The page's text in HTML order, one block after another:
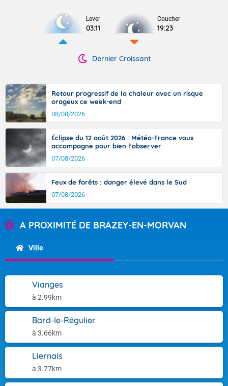
Lever
03:11
Coucher
19:23
Dernier Croissant
Retour progressif de la chaleur avec un risque
orageux ce week-end
08/08/2026
Éclipse du 12 août 2026 : Météo-France vous
accompagne pour bien l'observer
07/08/2026
Feux de forêts : danger élevé dans le Sud
07/08/2026
A PROXIMITÉ DE BRAZEY-EN-MORVAN
Ville
Vianges
à 2.99km
Bard-le-Régulier
à 3.66km
Liernais
à 3.77km